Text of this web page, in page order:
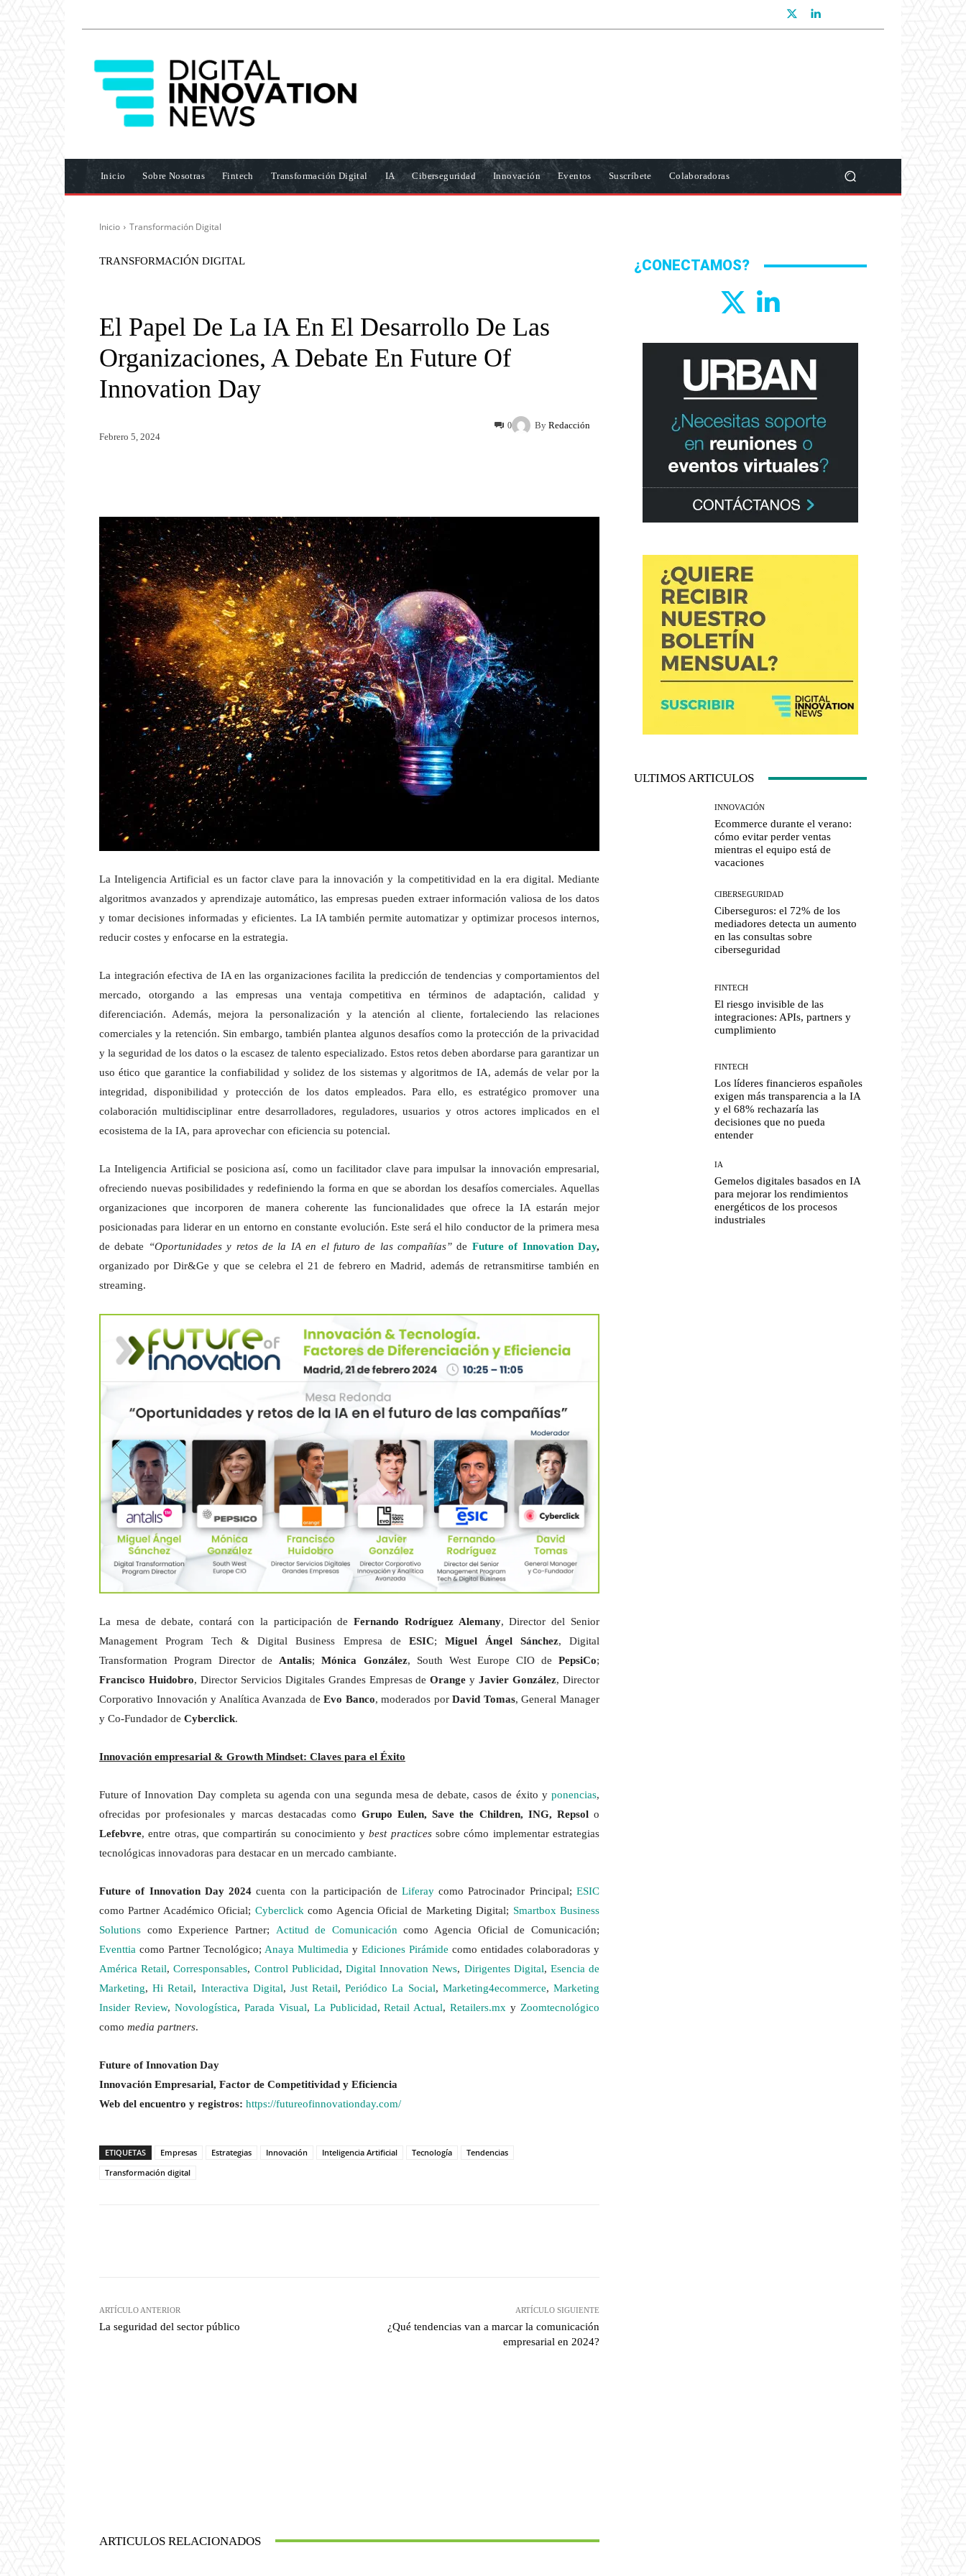
Inicio Sobre Nosotras Fintech Transformación Digital IA Ciberseguridad Innovación Eventos Suscríbete Colaboradoras
Inicio Transformación Digital
TRANSFORMACIÓN DIGITAL
El Papel De La IA En El Desarrollo De Las
Organizaciones, A Debate En Future Of
Innovation Day
By Redacción
Febrero 5, 2024
0
La Inteligencia Artificial es un factor clave para la innovación y la competitividad en la era digital. Mediante
algoritmos avanzados y aprendizaje automático, las empresas pueden extraer información valiosa de los datos
y tomar decisiones informadas y eficientes. La IA también permite automatizar y optimizar procesos internos,
reducir costes y enfocarse en la estrategia.
La integración efectiva de IA en las organizaciones facilita la predicción de tendencias y comportamientos del
mercado, otorgando a las empresas una ventaja competitiva en términos de adaptación, calidad y
diferenciación. Además, mejora la personalización y la atención al cliente, fortaleciendo las relaciones
comerciales y la retención. Sin embargo, también plantea algunos desafíos como la protección de la privacidad
y la seguridad de los datos o la escasez de talento especializado. Estos retos deben abordarse para garantizar un
uso ético que garantice la confiabilidad y solidez de los sistemas y algoritmos de IA, además de velar por la
integridad, disponibilidad y protección de los datos empleados. Para ello, es estratégico promover una
colaboración multidisciplinar entre desarrolladores, reguladores, usuarios y otros actores implicados en el
ecosistema de la IA, para aprovechar con eficiencia su potencial.
La Inteligencia Artificial se posiciona así, como un facilitador clave para impulsar la innovación empresarial,
ofreciendo nuevas posibilidades y redefiniendo la forma en que se abordan los desafíos comerciales. Aquellas
organizaciones que incorporen de manera coherente las funcionalidades que ofrece la IA estarán mejor
posicionadas para liderar en un entorno en constante evolución. Este será el hilo conductor de la primera mesa
de debate
“Oportunidades y retos de la IA en el futuro de las compañías” de Future of Innovation Day,
organizado por Dir&Ge y que se celebra el 21 de febrero en Madrid, además de retransmitirse también en
streaming.
La mesa de debate, contará con la participación deFernando Rodríguez Alemany, Director del Senior
Management Program Tech & Digital Business Empresa de ESIC; Miguel Ángel Sánchez, Digital
Transformation Program Director de Antalis;Mónica González, South West Europe CIO dePepsiCo;
Francisco Huidobro, Director Servicios Digitales Grandes Empresas deOrange yJavier González, Director
Corporativo Innovación y Analítica Avanzada deEvo Banco, moderados porDavid Tomas, General Manager
y Co-Fundador de Cyberclick.
Innovación empresarial & Growth Mindset: Claves para el Éxito
Future of Innovation Day completa su agenda con una segunda mesa de debate, casos de éxito y ponencias,
ofrecidas por profesionales y marcas destacadas como Grupo Eulen, Save the Children, ING, Repsolo
Lefebvre, entre otras, que compartirán su conocimiento ybest practicessobre cómo implementar estrategias
tecnológicas innovadoras para destacar en un mercado cambiante.
Future of Innovation Day 2024cuenta con la participación de Liferaycomo Patrocinador Principal;ESIC
como Partner Académico Oficial; Cyberclick como Agencia Oficial de Marketing Digital; Smartbox Business
Solutions como Experience Partner; Actitud de Comunicación como Agencia Oficial de Comunicación;
Eventtia como Partner Tecnológico; Anaya Multimedia y Ediciones Pirámide como entidades colaboradoras y
América Retail,Corresponsables, Control Publicidad, Digital Innovation News, Dirigentes Digital, Esencia de
Marketing,Hi Retail, Interactiva Digital, Just Retail,Periódico La Social, Marketing4ecommerce,Marketing
Insider Review, Novologística, Parada Visual, La Publicidad,Retail Actual,Retailers.mx y Zoomtecnológico
como media partners.
Future of Innovation Day
Innovación Empresarial, Factor de Competitividad y Eficiencia
Web del encuentro y registros: https://futureofinnovationday.com/
ETIQUETAS Empresas Estrategias Innovación Inteligencia Artificial Tecnología
Tendencias
Transformación digital
ARTÍCULO ANTERIOR
La seguridad del sector público
ARTÍCULO SIGUIENTE
¿Qué tendencias van a marcar la comunicación
empresarial en 2024?
ARTICULOS RELACIONADOS
¿CONECTAMOS?
ULTIMOS ARTICULOS
INNOVACIÓN
Ecommerce durante el verano:
cómo evitar perder ventas
mientras el equipo está de
vacaciones
CIBERSEGURIDAD
Ciberseguros: el 72% de los
mediadores detecta un aumento
en las consultas sobre
ciberseguridad
FINTECH
El riesgo invisible de las
integraciones: APIs, partners y
cumplimiento
FINTECH
Los líderes financieros españoles
exigen más transparencia a la IA
y el 68% rechazaría las
decisiones que no pueda
entender
IA
Gemelos digitales basados en IA
para mejorar los rendimientos
energéticos de los procesos
industriales